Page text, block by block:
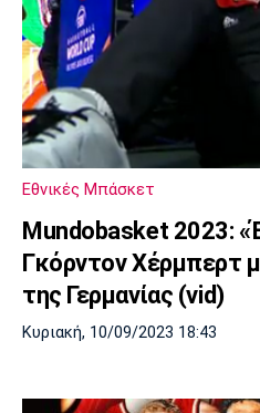
Εθνικές Μπάσκετ
Mundobasket 2023:
Γκόρντον Χέρμπερτ
της Γερμανίας (vid)
Κυριακή, 10/09/2023 18:43